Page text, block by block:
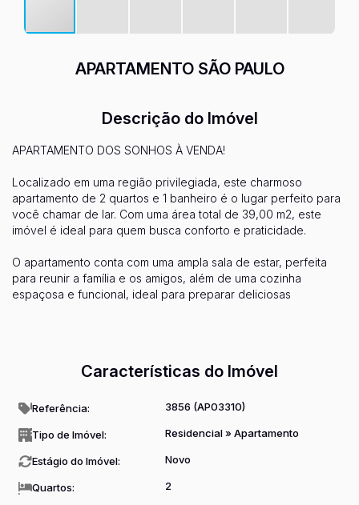
APARTAMENTO SÃO PAULO
Descrição do Imóvel
APARTAMENTO DOS SONHOS À VENDA!
Localizado em uma região privilegiada, este charmoso
apartamento de 2 quartos e 1 banheiro é o lugar perfeito para
você chamar de lar. Com uma área total de 39,00 m2, este
imóvel é ideal para quem busca conforto e praticidade.
O apartamento conta com uma ampla sala de estar, perfeita
para reunir a família e os amigos, além de uma cozinha
espaçosa e funcional, ideal para preparar deliciosas
Além disso, o prédio oferece uma infraestrutura completa, com
isso em um ambiente tranquilo e familiar, perfeito para quem
Não perca essa oportunidade única de adquirir o apartamento
dos seus sonhos! Entre em contato conosco e agende uma
visita para conhecer pessoalmente esse incrível imóvel.
Características do Imóvel
Referência: 3856 (AP03310)
Tipo de Imóvel: Residencial» Apartamento
Estágio do Imóvel: Novo
Quartos: 2